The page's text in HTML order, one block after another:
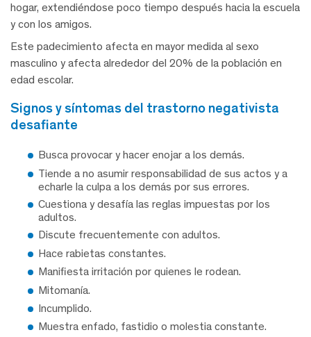
hogar, extendiéndose poco tiempo después hacia la escuela
y con los amigos.
Este padecimiento afecta en mayor medida al sexo
masculino y afecta alrededor del 20% de la población en
edad escolar.
signos y síntomas del trastorno negativista
desafiante
Busca provocar y hacer enojar a los demás.
Tiende a no asumir responsabilidad de sus actos y a
echarle la culpa a los demás por sus errores.
Cuestiona y desafía las reglas impuestas por los
adultos.
Discute frecuentemente con adultos.
Hace rabietas constantes.
Manifiesta irritación por quienes le rodean.
Mitomanía.
Incumplido.
Muestra enfado, fastidio o molestia constante.